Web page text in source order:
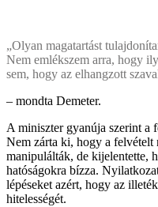
„Olyan magatartást
Nem emlékszem arra, hogy
sem, hogy az elhangzott
– mondta Demeter.
A miniszter gyanúja szerint a
Nem zárta ki, hogy a felvételt
manipulálták, de kijelentette,
hatóságokra bízza.
lépéseket azért, hogy az
hitelességét.